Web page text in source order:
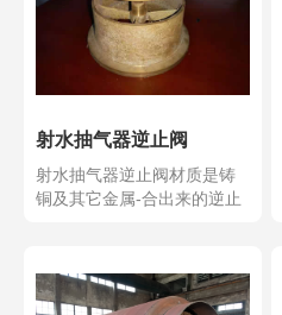
射水抽气器逆止阀
射水抽气器逆止阀材质是铸
铜及其它金属-合出来的逆止